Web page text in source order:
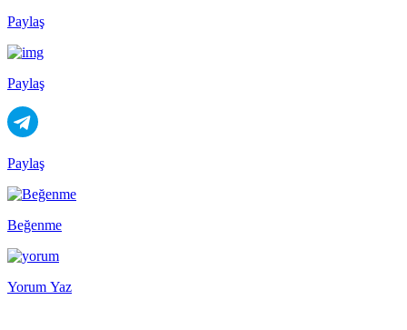
Paylaş
Paylaş
Paylaş
Beğenme
Yorum Yaz